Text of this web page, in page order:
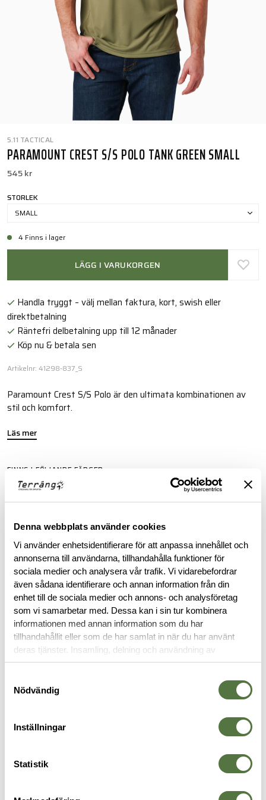
Denna webbplats använder cookies
Vi använder enhetsidentifierare för att anpassa innehållet och
annonserna till användarna, tillhandahålla funktioner för
sociala medier och analysera vår trafik. Vi vidarebefordrar
även sådana identifierare och annan information från din
enhet till de sociala medier och annons- och analysföretag
som vi samarbetar med. Dessa kan i sin tur kombinera
informationen med annan information som du har
tillhandahållit eller som de har samlat in när du har använt
deras tjänster. Insamling, delning och användning av
personuppgifter kan användas för personalisering av
Nödvändig
Inställningar
Statistik
5.11 TACTICAL
PARAMOUNT CREST S/S POLO TANK GREEN SMALL
545 kr
STORLEK
SMALL
4 Finns i lager
LÄGG I VARUKORGEN
Handla tryggt – välj mellan faktura, kort, swish eller
direktbetalning
Räntefri delbetalning upp till 12 månader
Köp nu & betala sen
Artikelnr: 41298-837_S
Paramount Crest S/S Polo är den ultimata kombinationen av
stil och komfort.
Läs mer
FINNS I FÖLJANDE FÄRGER
BESKRIVNING
RECENSIONER
OM VARUMÄRKET